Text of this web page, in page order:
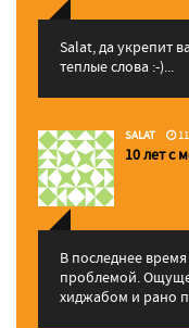
Salat, да укрепит
теплые слова :-)...
SALAT
10 лет с
В последнее
проблемой.
хиджабом и рано